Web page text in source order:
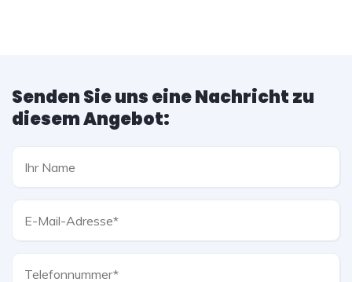
Senden Sie uns eine Nachricht zu
diesem Angebot: